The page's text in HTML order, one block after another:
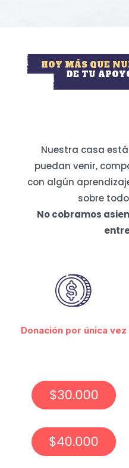
HOY MÁS QUE
DE TU
Nuestra casa
puedan venir,
con algún
sobre
No cobramos
Donación por única vez